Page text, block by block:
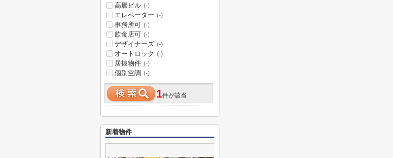
高層ビル (-)
エレベーター (-)
事務所可 (-)
飲食店可 (-)
デザイナーズ (-)
オートロック (-)
居抜物件 (-)
個別空調 (-)
1件が該当
新着物件